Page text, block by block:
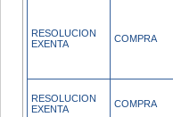
RESOLUCION
EXENTA
COMPRA
RESOLUCION
EXENTA
COMPRA